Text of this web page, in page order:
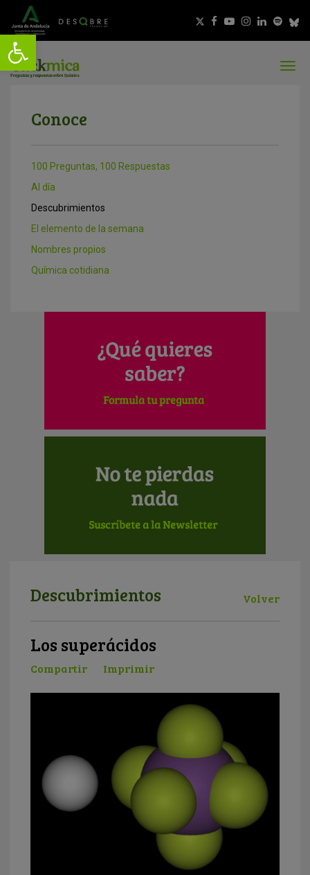
Conoce
100 Preguntas, 100 Respuestas
Al día
Descubrimientos
El elemento de la semana
Nombres propios
Química cotidiana
Descubrimientos Volver
Los superácidos
Compartir Imprimir